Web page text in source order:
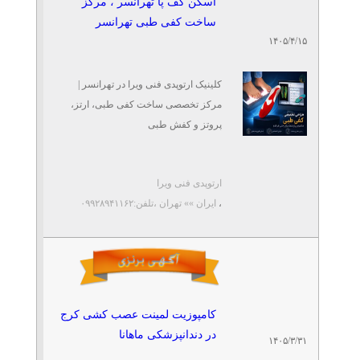
تشخیص کوتاهی پا با اسکن ۳
تلفن: ۰۲۱۴۶۲۹۱۷۴۶
اسکن پا و سفارش صندل
طبی روفرشی اختصاصی |
حوالی گی
درمان قطعی خار پاشنه در
کلینیک سلامت پا کهن
خار پاشنه در غرب
کلینک سلامت پا کهن
۱۴۰۵/۴/۱۵
ساخت کفی طبی تهرانسر
کلینیک ارتوپدی فنی ویرا در تهرانسر |
مرکز تخصصی ساخت کفی طبی، ارتز،
پروتز و کفش طبی
در تهرانسر هستید، کلینیک ...
ارتوپدی فنی ویرا
، ایران »» تهران ،تلفن:۰۹۹۲۸۹۴۱۱۶۲
۱۴۰۵/۳/۳۱
کامپوزیت لمینت عصب کشی کرج
در دندانپزشکی ماهانا